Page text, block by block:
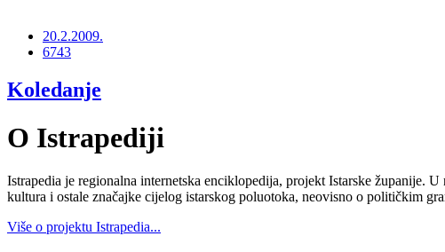
20.2.2009.
6743
Koledanje
O Istrapediji
Istrapedia je regionalna internetska enciklopedija, projekt Istarske županije.
kultura i ostale značajke cijelog istarskog poluotoka, neovisno o političkim
Više o projektu Istrapedia...